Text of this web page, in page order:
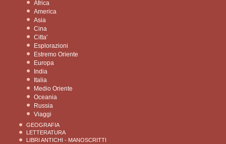
Africa
America
Asia
Cina
Citta'
Esplorazioni
Estremo Oriente
Europa
India
Italia
Medio Oriente
Oceania
Russia
Viaggi
GEOGRAFIA
LETTERATURA
LIBRI ANTICHI - MANOSCRITTI